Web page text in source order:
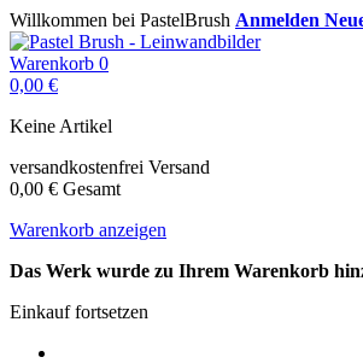
Willkommen bei PastelBrush Anmelden
Warenkorb 0
0,00 €
Keine Artikel
versandkostenfrei Versand
0,00 € Gesamt
Warenkorb anzeigen
Das Werk wurde zu Ihrem Warenkorb
Einkauf fortsetzen